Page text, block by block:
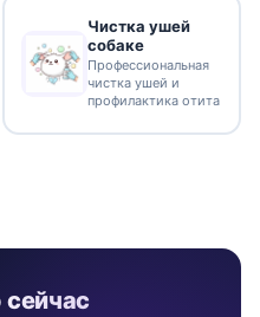
Чистка ушей
собаке
Профессиональная
чистка ушей и
профилактика отита